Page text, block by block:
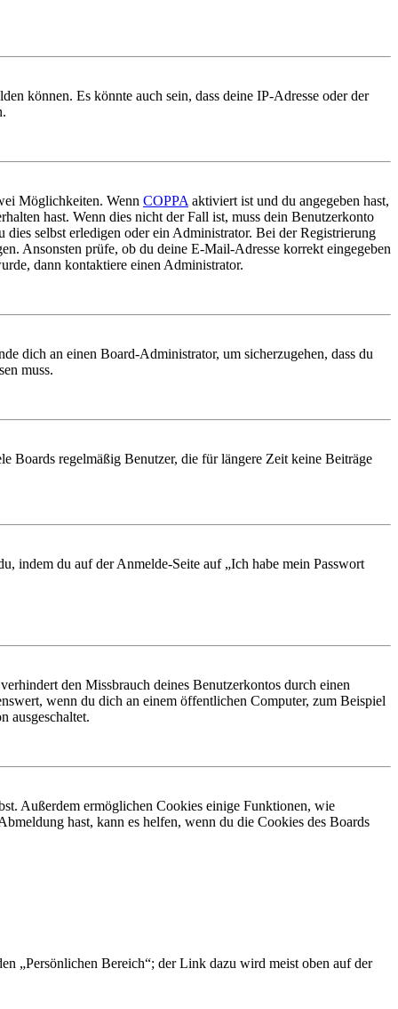
können. Es könnte auch sein, dass deine IP-Adresse oder der
Möglichkeiten. Wenn COPPA aktiviert ist und du angegeben hast,
hast. Wenn dies nicht der Fall ist, muss dein Benutzerkonto
selbst erledigen oder ein Administrator. Bei der Registrierung
Ansonsten prüfe, ob du deine E-Mail-Adresse korrekt eingegeben
dann kontaktiere einen Administrator.
dich an einen Board-Administrator, um sicherzugehen, dass du
muss.
Boards regelmäßig Benutzer, die für längere Zeit keine Beiträge
indem du auf der Anmelde-Seite auf „Ich habe mein Passwort
den Missbrauch deines Benutzerkontos durch einen
wenn du dich an einem öffentlichen Computer, zum Beispiel
ausgeschaltet.
Außerdem ermöglichen Cookies einige Funktionen, wie
hast, kann es helfen, wenn du die Cookies des Boards
„Persönlichen Bereich“; der Link dazu wird meist oben auf der